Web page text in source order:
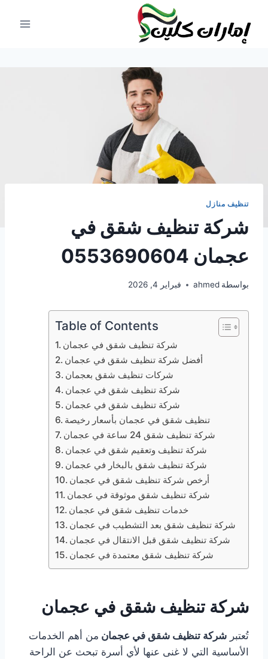
المحتوى
تنظيف منازل
شركة تنظيف شقق في
عجمان 0553690604
بواسطة ahmed فبراير 4, 2026
Table of Contents
شركة تنظيف شقق في عجمان
أفضل شركة تنظيف شقق في عجمان
شركات تنظيف شقق بعجمان
شركة تنظيف شقق في عجمان
شركة تنظيف شقق في عجمان
تنظيف شقق في عجمان بأسعار رخيصة
شركة تنظيف شقق 24 ساعة في عجمان
شركة تنظيف وتعقيم شقق في عجمان
شركة تنظيف شقق بالبخار في عجمان
أرخص شركة تنظيف شقق في عجمان
شركة تنظيف شقق موثوقة في عجمان
خدمات تنظيف شقق في عجمان
شركة تنظيف شقق بعد التشطيب في عجمان
شركة تنظيف شقق قبل الانتقال في عجمان
شركة تنظيف شقق معتمدة في عجمان
شركة تنظيف شقق في عجمان
تُعتبر شركة تنظيف شقق في عجمان من أهم الخدمات
الأساسية التي لا غنى عنها لأي أسرة تبحث عن الراحة